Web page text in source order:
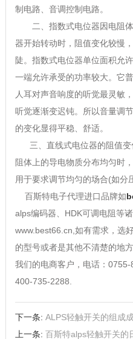
制电路、音调控制电路。
二、指数式电位器因电阻体
器开始转动时，阻值变化较慢
陡。指数式电位器单位面积允
一端允许承受的功率较大。它
人耳对声音响度的听觉最灵敏
听觉逐渐变迟钝。所以音量调
的变化显得平稳、舒适。
三、直线式电位器的阻值变
阻体上的导电物质分布均匀时
用于要求调节均匀的场合(如分
百斯特电子代理进口品牌如
alps编码器、HDK可调电阻等
www.best66.cn,如有需求，选
的型号或者是其他不清楚的地
我们的电商客户，电话：
400-735-2288.
下一条: ALPS轻触开关的组成
上一条: 百斯特alps轻触开关的